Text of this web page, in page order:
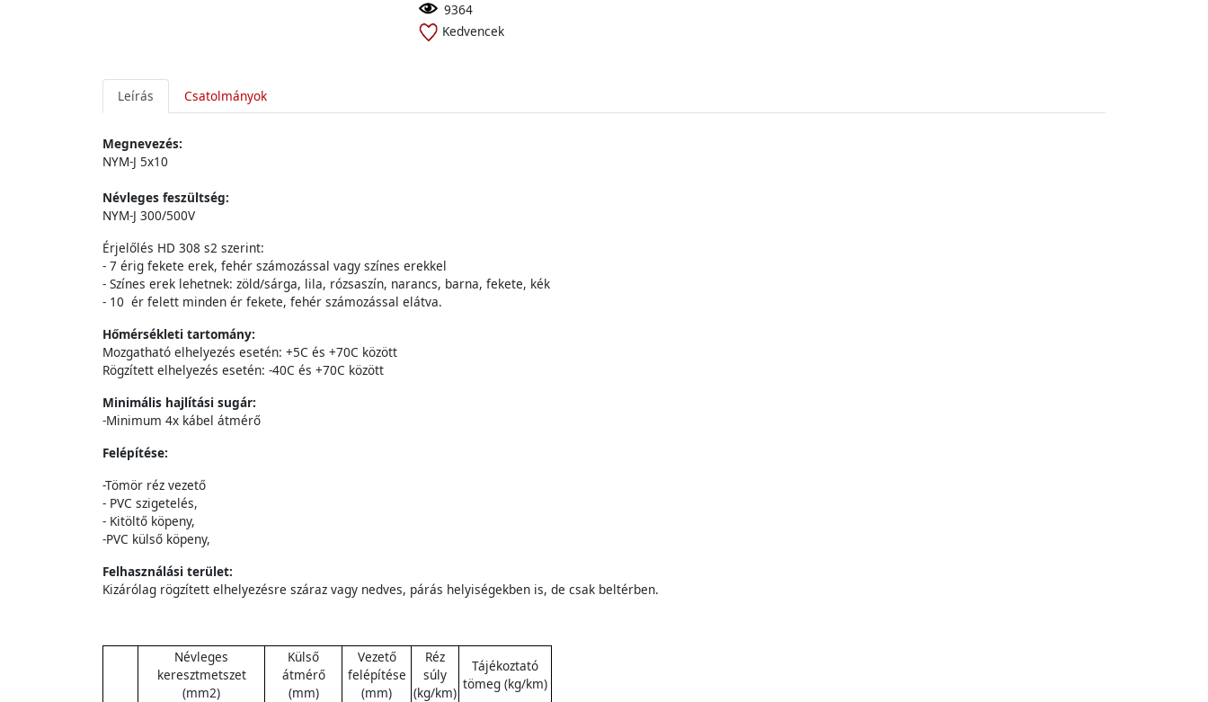
9364
Kedvencek
Leírás Csatolmányok
Megnevezés:
NYM-J 5x10
Névleges feszültség:
NYM-J 300/500V
Érjelőlés HD 308 s2 szerint:
- 7 érig fekete erek, fehér számozással vagy színes erekkel
- Színes erek lehetnek: zöld/sárga, lila, rózsaszín, narancs, barna, fekete, kék
- 10 ér felett minden ér fekete, fehér számozással elátva.
Hőmérsékleti tartomány:
Mozgatható elhelyezés esetén: +5C és +70C között
Rögzített elhelyezés esetén: -40C és +70C között
Minimális hajlítási sugár:
-Minimum 4x kábel átmérő
Felépítése:
-Tömör réz vezető
- PVC szigetelés,
- Kitöltő köpeny,
-PVC külső köpeny,
Felhasználási terület:
Kizárólag rögzített elhelyezésre száraz vagy nedves, párás helyiségekben is, de csak beltérben.
Névleges
keresztmetszet
(mm2)
Külső
átmérő
(mm)
Vezető
felépítése
(mm)
Réz
súly
(kg/km)
Tájékoztató
tömeg (kg/km)